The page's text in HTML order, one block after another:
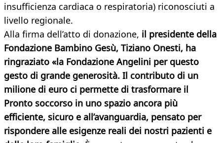
insufficienza cardiaca o respiratoria) riconosciuti a
livello regionale.
Alla firma dell’atto di donazione, il presidente della
Fondazione Bambino Gesù, Tiziano Onesti, ha
ringraziato «la Fondazione Angelini per questo
gesto di grande generosità. Il contributo di un
milione di euro ci permette di trasformare il
Pronto soccorso in uno spazio ancora più
efficiente, sicuro e all’avanguardia, pensato per
rispondere alle esigenze reali dei nostri pazienti e